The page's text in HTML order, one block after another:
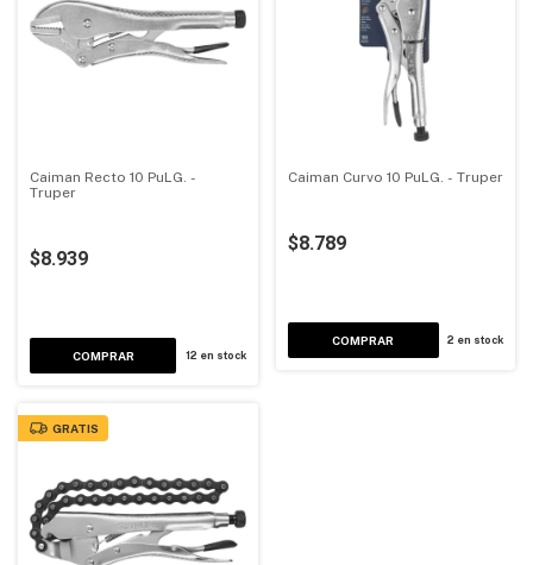
Caiman Recto 10 PuLG. -
Truper
$8.939
12 en stock
Caiman Curvo 10 PuLG. - Truper
$8.789
2 en stock
GRATIS